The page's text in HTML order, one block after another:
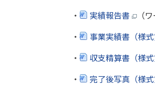
・ 実績報告書 （
・ 事業実績書（様式
・ 収支精算書（様式
・ 完了後写真（様式